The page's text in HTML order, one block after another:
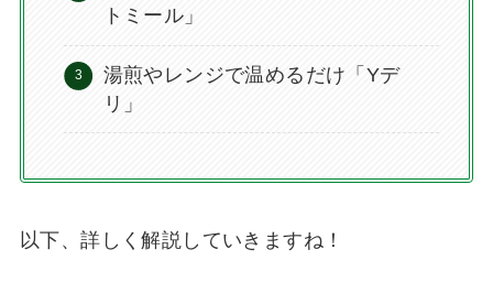
トミール」
湯煎やレンジで温めるだけ「Yデ
リ」
以下、詳しく解説していきますね！